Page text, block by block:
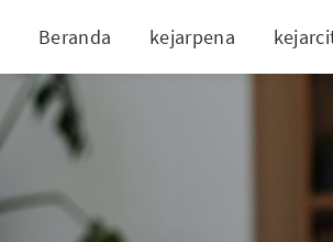
Beranda kejarpena